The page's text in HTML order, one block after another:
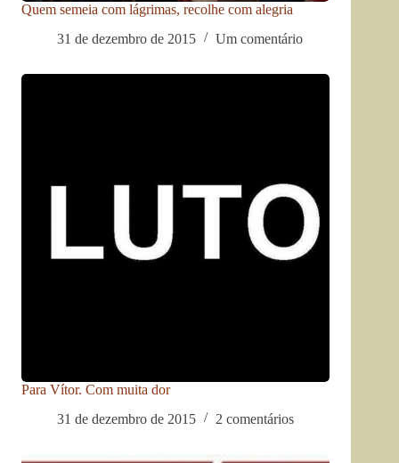
Quem semeia com lágrimas, recolhe com alegria
31 de dezembro de 2015
Um comentário
Para Vítor. Com muita dor
31 de dezembro de 2015
2 comentários